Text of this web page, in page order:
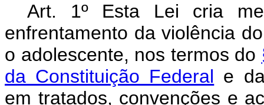
Art. 1º Esta Lei cria
enfrentamento da violência
o adolescente, nos termos do
da Constituição Federal e
em tratados, convenções e